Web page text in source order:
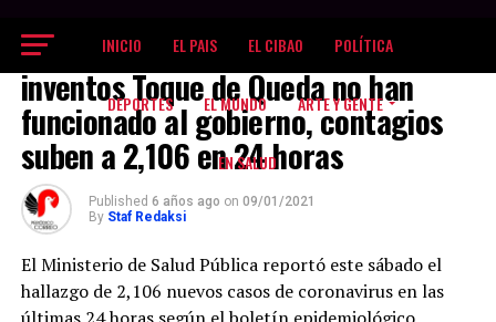
INICIO EL PAIS EL CIBAO POLÍTICA
DEPORTES EL MUNDO ARTE Y GENTE
EN SALUD
EL PAIS
inventos Toque de Queda no han
funcionado al gobierno, contagios
suben a 2,106 en 24 horas
Published 6 años ago on 09/01/2021
By Staf Redaksi
El Ministerio de Salud Pública reportó este sábado el
hallazgo de 2,106 nuevos casos de coronavirus en las